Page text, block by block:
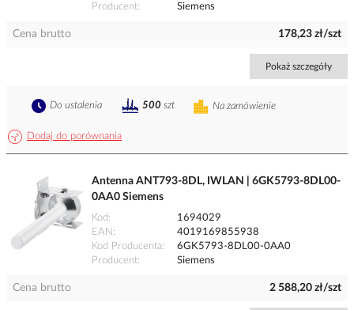
Producent
Siemens
Cena brutto 178,23 zł/szt
Pokaż szczegóły
Dodaj do porównania
Na zamówienie
Do ustalenia 500 szt
Antenna ANT793-8DL, IWLAN | 6GK5793-8DL00-
0AA0 Siemens
Kod
1694029
EAN
4019169855938
Kod Producenta
6GK5793-8DL00-0AA0
Producent
Siemens
Cena brutto 2 588,20 zł/szt